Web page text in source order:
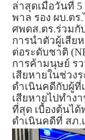
ล่าสุดเมื่อวันที่ 5
พาล รอง ผบ.ตร
ศพดส.ตร.ร่วมกั
การนำตัวผู้เสีย
ต่อระดับชาติ
การค้ามนุษย์ ร
เสียหายในช่วง
ดำเนินคดีกับผู้ที่
เสียหายไปทำง
ที่สุด เบื้องต้นได้
ดำเนินคดีที่ สภ.